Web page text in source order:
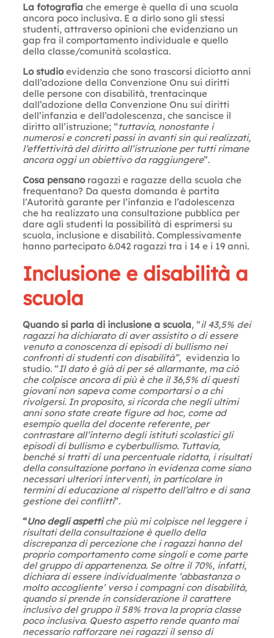
La fotografia che emerge è quella di una scuola
ancora poco inclusiva. E a dirlo sono gli stessi
studenti, attraverso opinioni che evidenziano un
gap fra il comportamento individuale e quello
della classe/comunità scolastica.
Lo studioevidenzia che sono trascorsi diciotto anni
dall’adozione della Convenzione Onu sui diritti
delle persone con disabilità, trentacinque
dall’adozione della Convenzione Onu sui diritti
dell’infanzia e dell’adolescenza, che sancisce il
diritto all’istruzione; “tuttavia, nonostante i
numerosi e concreti passi in avanti sin qui realizzati,
l’effettività del diritto all’istruzione per tutti rimane
ancora oggi un obiettivo da raggiungere”.
Cosa pensanoragazzi e ragazze della scuola che
frequentano? Da questa domanda è partita
l’Autorità garante per l’infanzia e l’adolescenza
che ha realizzato una consultazione pubblica per
dare agli studenti la possibilità di esprimersi su
scuola, inclusione e disabilità. Complessivamente
hanno partecipato 6.042 ragazzi tra i 14 e i 19 anni.
Inclusione e disabilità a
scuola
Quando si parla di inclusione a scuola, “il 43,5% dei
ragazzi ha dichiarato di aver assistito o di essere
venuto a conoscenza di episodi di bullismo nei
confronti di studenti con disabilità”, evidenzia lo
studio. “Il dato è già di per sé allarmante, ma ciò
che colpisce ancora di più è che il 36,5% di questi
giovani non sapeva come comportarsi o a chi
rivolgersi. In proposito, si ricorda che negli ultimi
anni sono state create figure ad hoc, come ad
esempio quella del docente referente, per
contrastare all’interno degli istituti scolastici gli
episodi di bullismo e cyberbullismo. Tuttavia,
benché si tratti di una percentuale ridotta, i risultati
della consultazione portano in evidenza come siano
necessari ulteriori interventi, in particolare in
termini di educazione al rispetto dell’altro e di sana
gestione dei conflitti”.
“Uno degli aspettiche più mi colpisce nel leggere i
risultati della consultazione è quello della
discrepanza di percezione che i ragazzi hanno del
proprio comportamento come singoli e come parte
del gruppo di appartenenza. Se oltre il 70%, infatti,
dichiara di essere individualmente ‘abbastanza o
molto accogliente’ verso i compagni con disabilità,
quando si prende in considerazione il carattere
inclusivo del gruppo il 58% trova la propria classe
poco inclusiva. Questo aspetto rende quanto mai
necessario rafforzare nei ragazzi il senso di